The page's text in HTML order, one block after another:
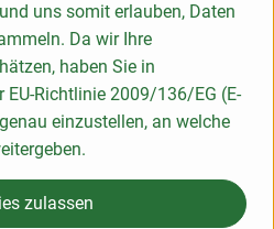
uns somit erlauben, Daten
Da wir Ihre
haben Sie in
Richtlinie 2009/136/EG (E-
einzustellen, an welche
zulassen